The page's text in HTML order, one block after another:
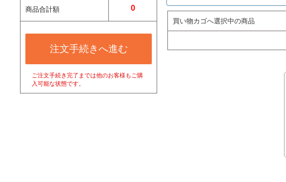
商品合計額 0
注文手続きへ進む
ご注文手続き完了までは他のお客様もご購
入可能な状態です。
買い物カゴへ選択中の商品